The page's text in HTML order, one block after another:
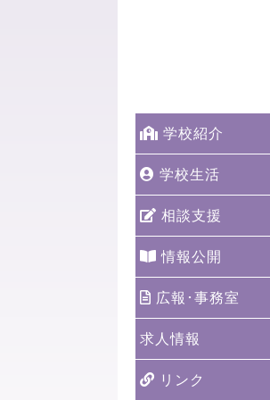
学校紹介
学校生活
相談支援
情報公開
広報･事務室
求人情報
リンク